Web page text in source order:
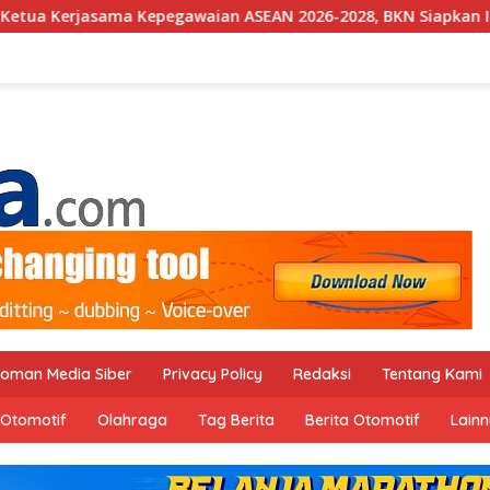
ASEAN 2026-2028, BKN Siapkan Indonesia Jadi
Media Siber Privacy Policy Redaksi Tentang Kami
Otomotif Olahraga Tag Berita Berita Otomotif